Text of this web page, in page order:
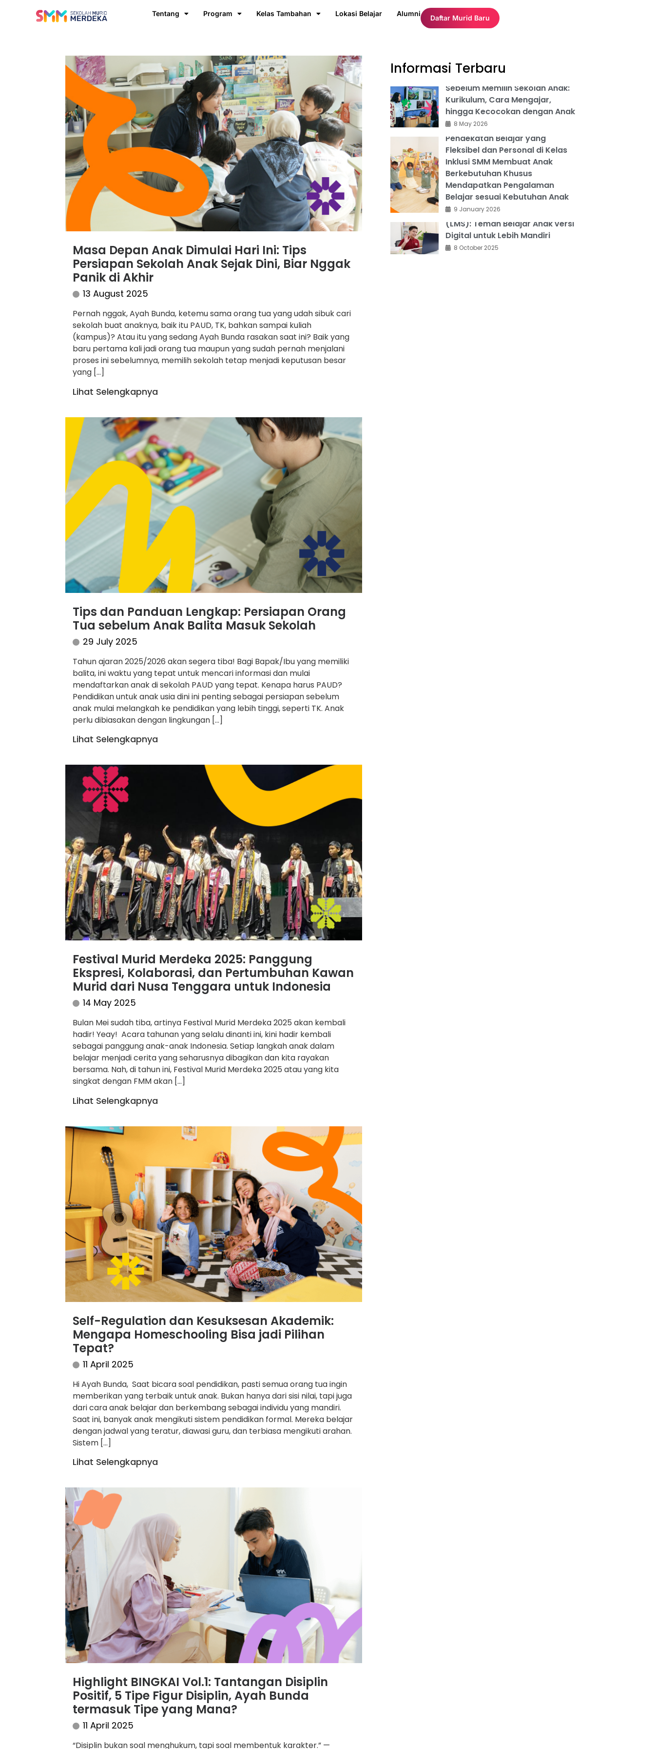
Tentang Program Kelas Tambahan Lokasi Belajar Alumni
Daftar Murid Baru
Masa Depan Anak Dimulai Hari Ini: Tips
Persiapan Sekolah Anak Sejak Dini, Biar Nggak
Panik di Akhir
13 August 2025
Pernah nggak, Ayah Bunda, ketemu sama orang tua yang udah sibuk cari
sekolah buat anaknya, baik itu PAUD, TK, bahkan sampai kuliah
(kampus)? Atau itu yang sedang Ayah Bunda rasakan saat ini? Baik yang
baru pertama kali jadi orang tua maupun yang sudah pernah menjalani
proses ini sebelumnya, memilih sekolah tetap menjadi keputusan besar
yang […]
Lihat Selengkapnya
Tips dan Panduan Lengkap: Persiapan Orang
Tua sebelum Anak Balita Masuk Sekolah
29 July 2025
Tahun ajaran 2025/2026 akan segera tiba! Bagi Bapak/Ibu yang memiliki
balita, ini waktu yang tepat untuk mencari informasi dan mulai
mendaftarkan anak di sekolah PAUD yang tepat. Kenapa harus PAUD?
Pendidikan untuk anak usia dini ini penting sebagai persiapan sebelum
anak mulai melangkah ke pendidikan yang lebih tinggi, seperti TK. Anak
perlu dibiasakan dengan lingkungan […]
Lihat Selengkapnya
Festival Murid Merdeka 2025: Panggung
Ekspresi, Kolaborasi, dan Pertumbuhan Kawan
Murid dari Nusa Tenggara untuk Indonesia
14 May 2025
Bulan Mei sudah tiba, artinya Festival Murid Merdeka 2025 akan kembali
hadir! Yeay! Acara tahunan yang selalu dinanti ini, kini hadir kembali
sebagai panggung anak-anak Indonesia. Setiap langkah anak dalam
belajar menjadi cerita yang seharusnya dibagikan dan kita rayakan
bersama. Nah, di tahun ini, Festival Murid Merdeka 2025 atau yang kita
singkat dengan FMM akan […]
Lihat Selengkapnya
Self-Regulation dan Kesuksesan Akademik:
Mengapa Homeschooling Bisa jadi Pilihan
Tepat?
11 April 2025
Hi Ayah Bunda, Saat bicara soal pendidikan, pasti semua orang tua ingin
memberikan yang terbaik untuk anak. Bukan hanya dari sisi nilai, tapi juga
dari cara anak belajar dan berkembang sebagai individu yang mandiri.
Saat ini, banyak anak mengikuti sistem pendidikan formal. Mereka belajar
dengan jadwal yang teratur, diawasi guru, dan terbiasa mengikuti arahan.
Sistem […]
Lihat Selengkapnya
Highlight BINGKAI Vol.1: Tantangan Disiplin
Positif, 5 Tipe Figur Disiplin, Ayah Bunda
termasuk Tipe yang Mana?
11 April 2025
“Disiplin bukan soal menghukum, tapi soal membentuk karakter.” —
Informasi Terbaru
Hal yang Perlu Dipertimbangkan
Sebelum Memilih Sekolah Anak:
Kurikulum, Cara Mengajar,
hingga Kecocokan dengan Anak
8 May 2026
Memberi Ruang, Bukan Batas:
Pendekatan Belajar yang
Fleksibel dan Personal di Kelas
Inklusi SMM Membuat Anak
Berkebutuhan Khusus
Mendapatkan Pengalaman
Belajar sesuai Kebutuhan Anak
9 January 2026
Learning Management System
(LMS): Teman Belajar Anak versi
Digital untuk Lebih Mandiri
8 October 2025